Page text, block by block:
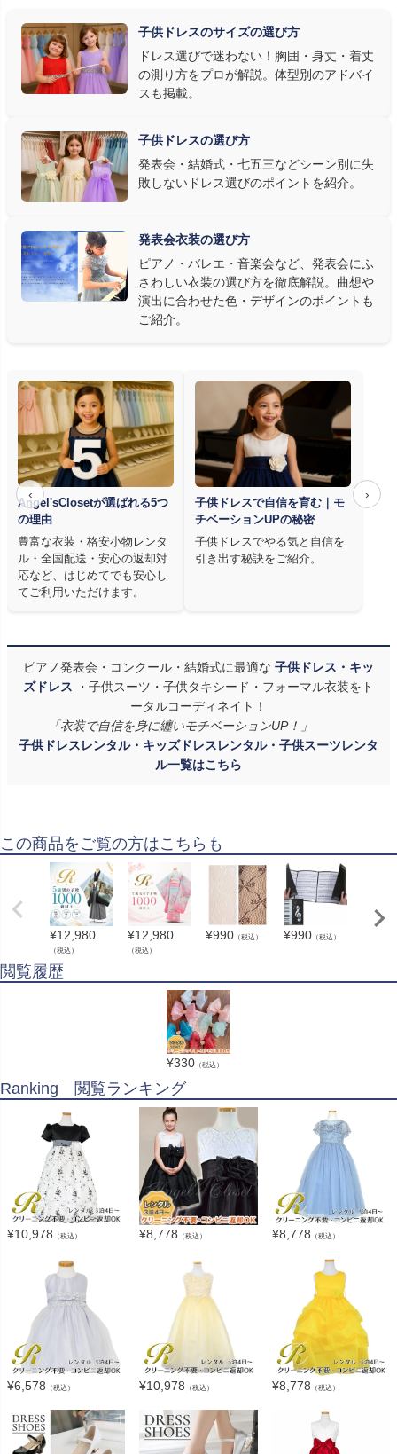
す。またピアノ演奏なら落ち着いたシックなトーン、バイオリンやソ
ロ演奏なら華やかで視線を集めるデザイン、合唱やアンサンブル
なら衣装同士が調和するクラシカルな色合い、と演目に合わせた
③ 演奏の動きを妨げない設計か確認する
発表会ドレス選びで見落とされがちなのが"動きやすさ"です。ピ
アノならペダル操作を妨げない丈感、バイオリンなら弓を動かす
右腕のゆとり、管楽器なら胸元の締め付けがないこと——演奏の
質は衣装で変わります。Angel's Closetのレンタル衣装は、元ピ
アノ教師の店長が発表会・コンクールでのご使用を前提に厳選し
た商品
を多数ご用意しています。
子供ドレスのサイズの選び方
ドレス選びで迷わない！胸囲・身丈・着丈
の測り方をプロが解説。体型別のアドバイ
スも掲載。
子供ドレスの選び方
発表会・結婚式・七五三などシーン別に失
敗しないドレス選びのポイントを紹介。
発表会衣装の選び方
ピアノ・バレエ・音楽会など、発表会にふ
さわしい衣装の選び方を徹底解説。曲想や
演出に合わせた色・デザインのポイントも
ご紹介。
‹ ›
Angel'sClosetが選ばれる5つ
の理由
豊富な衣装・格安小物レンタ
ル・全国配送・安心の返却対
応など、はじめてでも安心し
てご利用いただけます。
子供ドレスで自信を育む｜モ
チベーションUPの秘密
子供ドレスでやる気と自信を
引き出す秘訣をご紹介。
ピアノ発表会・コンクール・結婚式に最適な 子供ドレス・キッ
ズドレス
・子供スーツ・子供タキシード・フォーマル衣装をト
ータルコーディネイト！
「衣装で自信を身に纏いモチベーションUP！」
子供ドレスレンタル・キッズドレスレンタル・子供スーツレンタ
ル一覧はこちら
この商品をご覧の方はこちらも
¥12,980
（税込）
¥12,980
（税込）
¥990 （税込） ¥990 （税込）
閲覧履歴
¥330 （税込）
Ranking 閲覧ランキング
¥10,978 （税込） ¥8,778 （税込） ¥8,778 （税込）
¥6,578 （税込） ¥10,978 （税込） ¥8,778 （税込）